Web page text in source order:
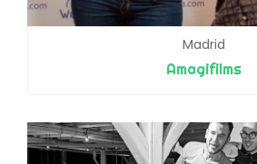
Madrid
Amagifilms